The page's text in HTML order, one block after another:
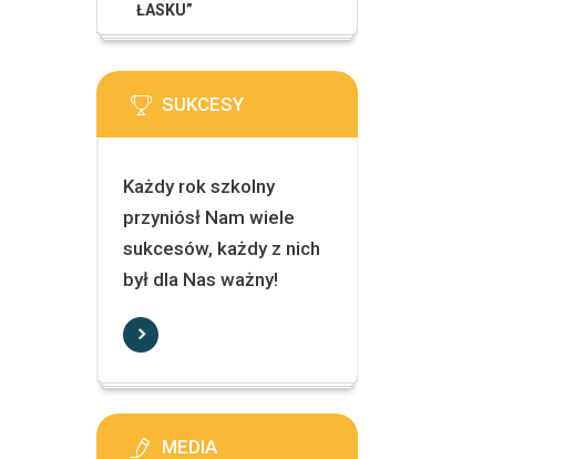
ŁASKU”
SUKCESY
Każdy rok szkolny
przyniósł Nam wiele
sukcesów, każdy z nich
był dla Nas ważny!
MEDIA